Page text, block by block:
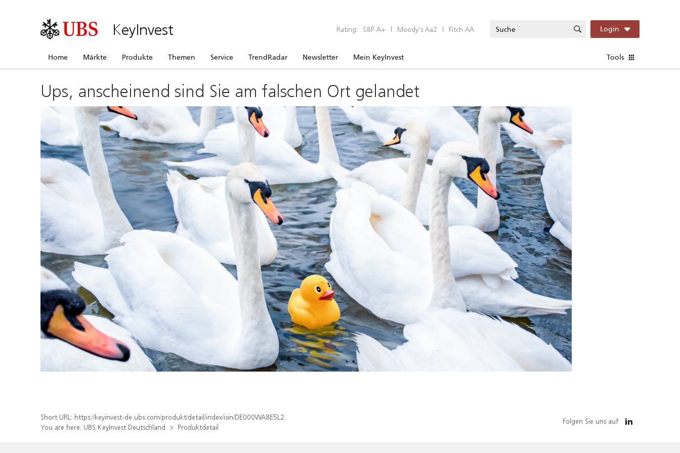
KeyInvest Rating: S&P A+ | Moody’s Aa2 | Fitch AA Login
Home Märkte Produkte Themen Service TrendRadar Newsletter Mein KeyInvest Tools
Ups, anscheinend sind Sie am falschen Ort gelandet
Short URL: https://keyinvest-de.ubs.com/produkt/detail/index/isin/DE000WA8E5L2
You are here: UBS KeyInvest Deutschland Produktdetail
Folgen Sie uns auf